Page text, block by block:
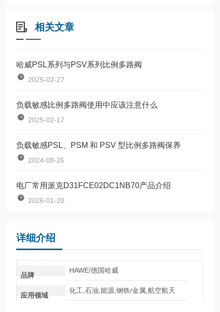
相关文章
哈威PSL系列与PSV系列比例多路阀
2025-02-27
负载敏感比例多路阀使用中应该注意什么
2025-02-17
负载敏感PSL、PSM 和 PSV 型比例多路阀保养
2024-08-26
电厂常用派克D31FCE02DC1NB70产品介绍
2026-01-20
详细介绍
品牌
HAWE/德国哈威
应用领域
化工,石油,能源,钢铁/金属,航空航天